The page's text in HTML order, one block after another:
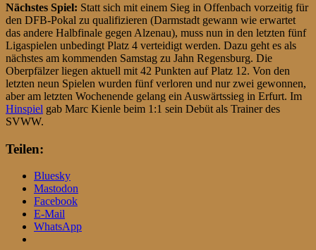
Nächstes Spiel: Statt sich mit einem Sieg in Offenbach vorzeitig für
den DFB-Pokal zu qualifizieren (Darmstadt gewann wie erwartet
das andere Halbfinale gegen Alzenau), muss nun in den letzten fünf
Ligaspielen unbedingt Platz 4 verteidigt werden. Dazu geht es als
nächstes am kommenden Samstag zu Jahn Regensburg. Die
Oberpfälzer liegen aktuell mit 42 Punkten auf Platz 12. Von den
letzten neun Spielen wurden fünf verloren und nur zwei gewonnen,
aber am letzten Wochenende gelang ein Auswärtssieg in Erfurt. Im
Hinspiel gab Marc Kienle beim 1:1 sein Debüt als Trainer des
SVWW.
Teilen:
Bluesky
Mastodon
Facebook
E-Mail
WhatsApp